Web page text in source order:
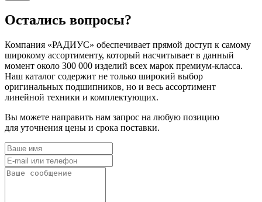
Остались вопросы?
Компания «РАДИУС» обеспечивает прямой доступ к самому
широкому ассортименту, который насчитывает в данный
момент около 300 000 изделий всех марок премиум-класса.
Наш каталог содержит не только широкий выбор
оригинальных подшипников, но и весь ассортимент
линейной техники и комплектующих.
Вы можете направить нам запрос на любую позицию
для уточнения цены и срока поставки.